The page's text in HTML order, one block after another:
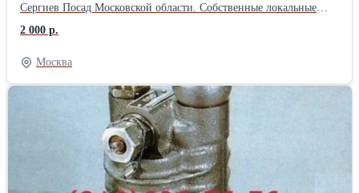
Сергиев Посад Московской области. Собственные локальные
производства расположены в городе Санкт-Петербурге, Ростове
на Дону, Ярославле. ООО «Велес Групп» специализируется на
производстве РТИ и ПВХ изделий для различных отраслей
промышленности, строительства и сельского хозяйства.
Компания является дистрибутором как отечественных заводов
“Курскрезинотехника”, “Ярославль-Резинотехника” (ЯРТ),
“Красный Треугольник”, так и зарубежных фирм Sava
(Словения), Dunlop (Нидерланды), NILOS, Optibelt (Германия),
RUBENA (Чехия), занимающих лидирующие позиции на рынке
конвейерных лент, РТИ и стыковочных материалов. Основным
видом деятельности оказания услуг является поставка и стыковка
2 000 р.
Москва